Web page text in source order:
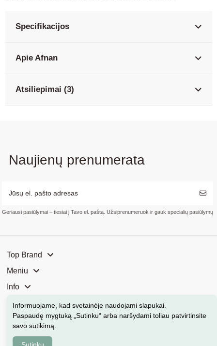
Specifikacijos
Apie Afnan
Atsiliepimai (3)
Naujienų prenumerata
Geriausi pasiūlymai – tiesiai į Tavo el. paštą. Užsiprenumeruok ir gauk specialių pasiūlymų
Top Brand
Meniu
Info
Mūsų parduotuvės
Kontaktai
Informuojame, kad svetainėje naudojami slapukai
Paspaudę mygtuką „Sutinku“ arba naršydami toliau patvirtinsite
savo sutikimą.